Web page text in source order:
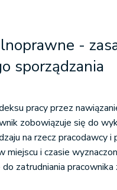
umów zleceń, ze względu
umów o dzieło, ze
-
sporządzania
pracy przez
zobowiązuje się do
na rzecz pracodawcy i
miejscu i czasie
zatrudniania pracownika